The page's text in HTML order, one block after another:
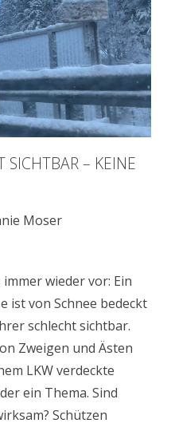
SICHTBAR – KEINE
Moser
wieder vor: Ein
ist von Schnee bedeckt
schlecht sichtbar.
Zweigen und Ästen
LKW verdeckte
ein Thema. Sind
Schützen